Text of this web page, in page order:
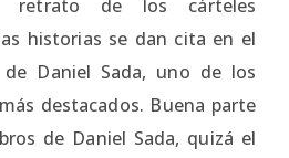
retrato de los cárteles
historias se dan cita en el
Daniel Sada, uno de los
destacados. Buena parte
de Daniel Sada, quizá el